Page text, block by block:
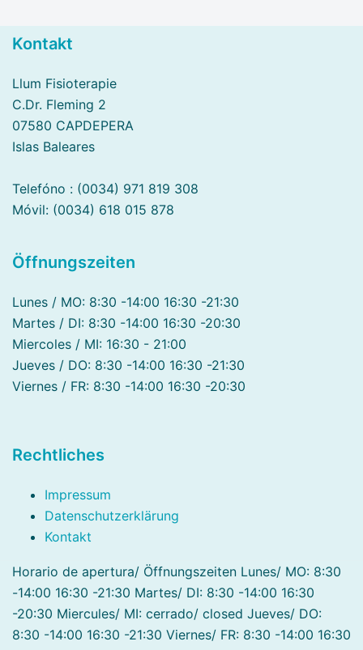
Kontakt
Llum Fisioterapie
C.Dr. Fleming 2
07580 CAPDEPERA
Islas Baleares
Telefóno : (0034) 971 819 308
Móvil: (0034) 618 015 878
Öffnungszeiten
Lunes / MO: 8:30 -14:00 16:30 -21:30
Martes / DI: 8:30 -14:00 16:30 -20:30
Miercoles / MI: 16:30 - 21:00
Jueves / DO: 8:30 -14:00 16:30 -21:30
Viernes / FR: 8:30 -14:00 16:30 -20:30
Rechtliches
Impressum
Datenschutzerklärung
Kontakt
Horario de apertura/ Öffnungszeiten Lunes/ MO: 8:30
-14:00 16:30 -21:30 Martes/ DI: 8:30 -14:00 16:30
-20:30 Miercules/ MI: cerrado/ closed Jueves/ DO:
8:30 -14:00 16:30 -21:30 Viernes/ FR: 8:30 -14:00 16:30